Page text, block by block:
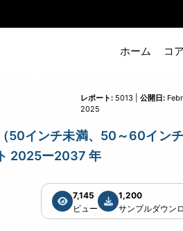
ホーム コ
レポート: 5013 | 公開日:
2025
50インチ未満、50～60イン
2025ー2037 年
7,145
ビュー
1,200
サンプルダウン